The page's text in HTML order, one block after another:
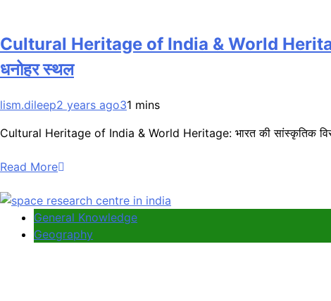
Cultural Heritage of India & World
धनोहर स्थल
lism.dileep2 years ago31 mins
Cultural Heritage of India & World Heritage: भारत की सांस्कृतिक
Read More
General Knowledge
Geography